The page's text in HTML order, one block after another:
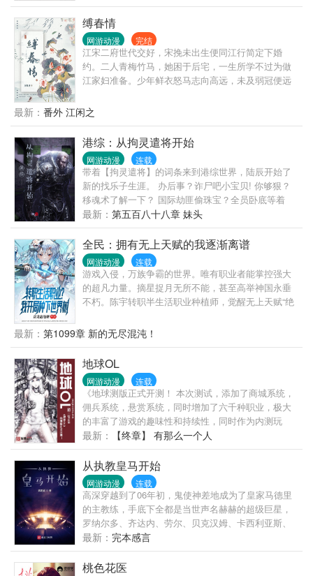
缚春情
网游动漫 完结
江宋二府世代交好，宋挽未出生便同江行简定下婚
约。二人青梅竹马，她困于后宅，一生所学不过为做
江家妇准备。少年鲜衣怒马志向高远，未及弱冠便远
簪。一句等我，宋挽便入了心，哪怕他战死沙场，她
也执意抱着灵位嫁入城阳侯府。她将少年藏在心尖守
寡六年，却等到江行简带着挚爱回京。少年挚爱言行
古怪，她夏日制冰，制火器扶持侯府扶摇而上。宋挽
看着他拥人入怀，予那少女万千宠爱。也看着他亲手
将掌家之权从她手中夺走，只为博美人一笑。世家从
无和离妇，宋挽抛弃所有离开侯府，却被一个离经叛
道横行无忌的男人缠上。谁知江行简又幡然醒悟。江
行简:宋氏生为我的人，死为我的鬼。沈千聿:你找你的
最新： 番外 江闲之
港综：从拘灵遣将开始
网游动漫 连载
带着【拘灵遣将】的词条来到港综世界，陆辰开始了
新的找乐子生涯。 办后事？诈尸吧小宝贝! 你够狠？
移魂术了解一下？ 国际劫匪偷珠宝？全员卧底等着
你！ …… 陆辰：乐子人其乐无穷！
最新： 第五百八十八章 妹头
全民：拥有无上天赋的我逐渐离谱
网游动漫 连载
游戏入侵，万族争霸的世界。唯有职业者能掌控强大
的超凡力量。摘星捉月无所不能，甚至高举神国永垂
不朽。陈宇转职半生活职业种植师，觉醒无上天赋“绝
种植师的认知。炮灰加工厂？世界树上诞生的原初精
灵起步便是禁咒级魔法！加强版农民？黄中李和人参
果会让你明白什么叫立地成神！没有攻击技能？一手
混沌种青莲就能轻松毁灭一个大世界！直到纪元之
末，神魔之战在陈宇眼中也不过是小孩子的游戏罢
了，他只想默默耕耘他可爱的原初精灵们。
最新： 第1099章 新的无尽混沌！
地球OL
网游动漫 连载
《地球测版正式开测！ 本次测试，添加了商城系统，
佣兵系统，悬赏系统，同时增加了六千种职业，极大
的丰富了游戏的趣味性和持续性，同时作为内测玩
家，大家可以永久获得三折商城购买优惠。 三生的老
书：末世虫潮，250万字，已经完本！
最新： 【终章】 有那么一个人
从执教皇马开始
网游动漫 连载
高深穿越到了06年初，鬼使神差地成为了皇家马德里
的主教练，手底下全都是当世声名赫赫的超级巨星，
罗纳尔多、齐达内、劳尔、贝克汉姆、卡西利亚斯、
卡洛斯、拉莫斯……无一不是跺跺脚就能让世界足坛
抖三抖的狠角色。人微言轻的菜鸟要如何调教这帮造
反的巨星？
最新： 完本感言
桃色花医